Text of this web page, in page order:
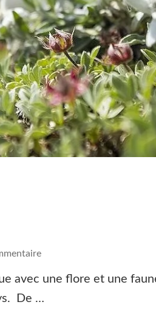
on
avec une flore et une
De …